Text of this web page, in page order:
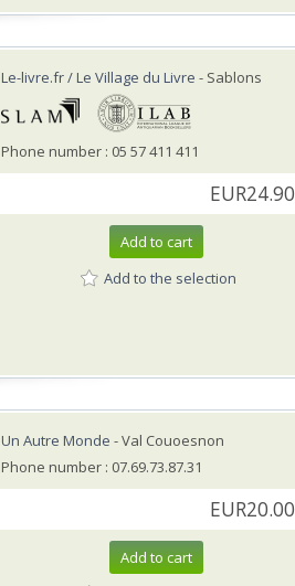
Le-livre.fr / Le Village du Livre - Sablons
Phone number : 05 57 411 411
EUR24.90
Add to cart
Add to the selection
Un Autre Monde - Val Couoesnon
Phone number : 07.69.73.87.31
EUR20.00
Add to cart